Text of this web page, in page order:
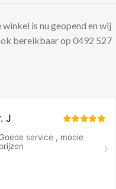
winkel is nu geopend en wij
bereikbaar op 0492 527